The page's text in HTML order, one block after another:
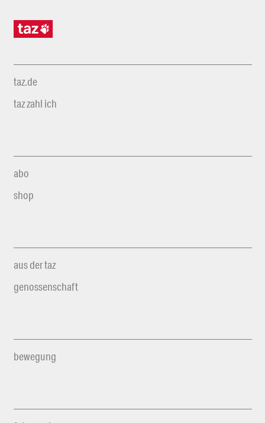
taz.de
taz zahl ich
abo
shop
aus der taz
genossenschaft
bewegung